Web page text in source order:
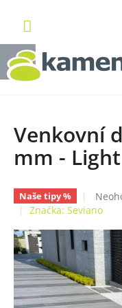
obsah
Venkovní
mm - Light
Naše tipy %
je
0,0
z
5
Značka: Seviano